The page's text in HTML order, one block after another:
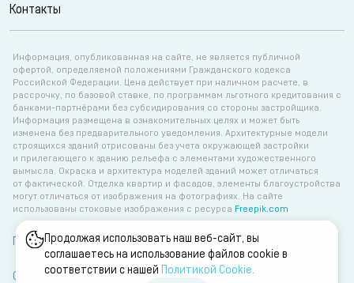
Продолжая использовать наш веб-сайт, вы
соглашаетесь на использование файлов cookie в
соответствии с нашей Политикой Сookie.
Контакты
Информация, опубликованная на сайте, не является публичной
офертой, определяемой положениями Гражданского кодекса
Российской Федерации. Цена действует при наличном расчете, в
рассрочку, по базовой ставке, по программам льготного кредитования с
банками-партнёрами без субсидирования со стороны застройщика.
Информация размещена в ознакомительных целях и может быть
изменена без предварительного уведомления. Архитектурные модели
строящихся зданий отрисованы без учета окружающей застройки
и прилегающего к зданию рельефа с элементами художественного
вымысла. Окраска и архитектура моделей зданий может отличаться
от фактической. Отделка квартир и фасадов, элементы благоустройства
могут отличаться от изображения на фотографиях. На сайте
использованы стоковые изображения с ресурса Freepik.com
Политика об обработке персональных данных
Согласие на обработку персональных данных